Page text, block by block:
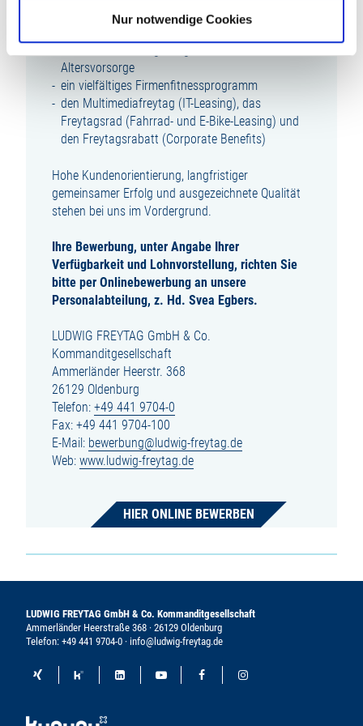
Nur notwendige Cookies
innerbetriebliche Aufstiegsmöglichkeiten
Altersvorsorge
ein vielfältiges Firmenfitnessprogramm
den Multimediafreytag (IT-Leasing), das
Freytagsrad (Fahrrad- und E-Bike-Leasing) und
den Freytagsrabatt (Corporate Benefits)
Hohe Kundenorientierung, langfristiger
gemeinsamer Erfolg und ausgezeichnete Qualität
stehen bei uns im Vordergrund.
Ihre Bewerbung, unter Angabe Ihrer
Verfügbarkeit und Lohnvorstellung, richten Sie
bitte per Onlinebewerbung an unsere
Personalabteilung, z. Hd. Svea Egbers.
LUDWIG FREYTAG GmbH & Co.
Kommanditgesellschaft
Ammerländer Heerstr. 368
26129 Oldenburg
Telefon: +49 441 9704-0
Fax: +49 441 9704-100
E-Mail: bewerbung@ludwig-freytag.de
Web: www.ludwig-freytag.de
HIER ONLINE BEWERBEN
LUDWIG FREYTAG GmbH & Co. Kommanditgesellschaft
Ammerländer Heerstraße 368 · 26129 Oldenburg
Telefon: +49 441 9704-0 · info@ludwig-freytag.de